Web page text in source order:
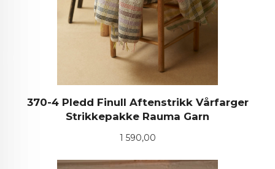
370-4 Pledd Finull Aftenstrikk Vårfarger
Strikkepakke Rauma Garn
Pris
1 590,00